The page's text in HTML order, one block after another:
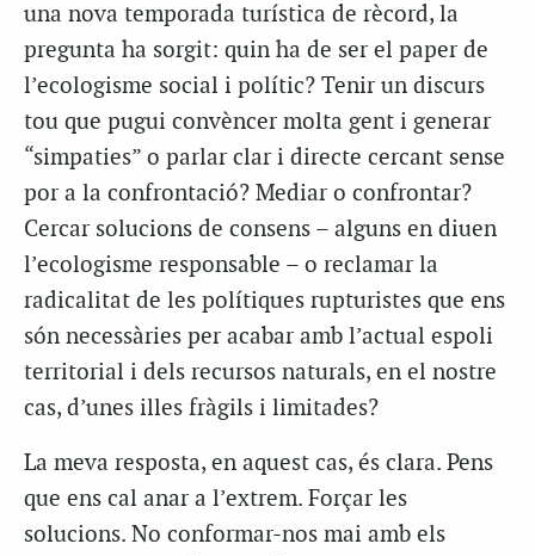
una nova temporada turística de rècord, la
pregunta ha sorgit: quin ha de ser el paper de
l’ecologisme social i polític? Tenir un discurs
tou que pugui convèncer molta gent i generar
“simpaties” o parlar clar i directe cercant sense
por a la confrontació? Mediar o confrontar?
Cercar solucions de consens – alguns en diuen
l’ecologisme responsable – o reclamar la
radicalitat de les polítiques rupturistes que ens
són necessàries per acabar amb l’actual espoli
territorial i dels recursos naturals, en el nostre
cas, d’unes illes fràgils i limitades?
La meva resposta, en aquest cas, és clara. Pens
que ens cal anar a l’extrem. Forçar les
solucions. No conformar-nos mai amb els